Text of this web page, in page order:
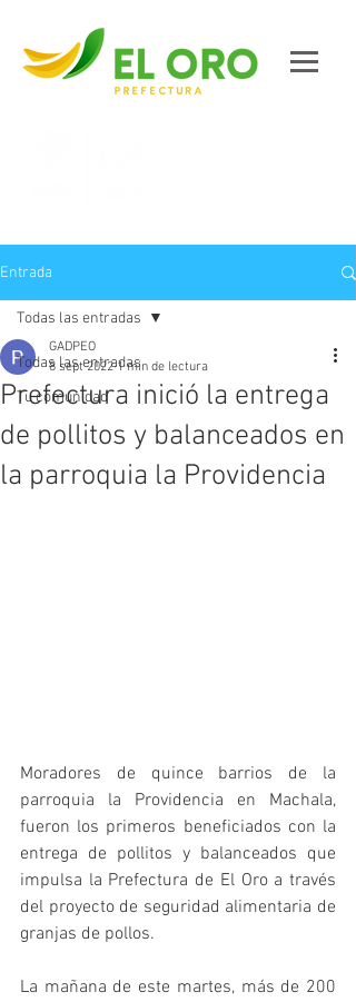
Entrada
Todas las entradas
Tu comunidad
Todas las entradas
Prefectura inició la entrega
de pollitos y balanceados en
la parroquia la Providencia
GADPEO
8 sept 2022 1 min de lectura
Moradores de quince barrios de la
parroquia la Providencia en Machala,
fueron los primeros beneficiados con la
entrega de pollitos y balanceados que
impulsa la Prefectura de El Oro a través
del proyecto de seguridad alimentaria de
granjas de pollos.
La mañana de este martes, más de 200